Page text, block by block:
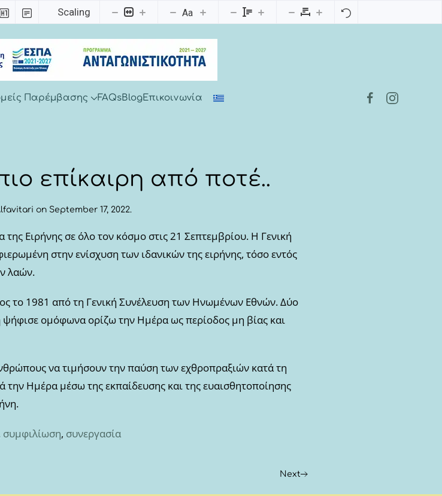
Scaling
Aa
Παρέμβασης FAQsBlogΕπικοινωνία
επίκαιρη από ποτέ..
on September 17, 2022.
της Ειρήνης σε όλο τον κόσμο στις 21 Σεπτεμβρίου. Η Γενική
στην ενίσχυση των ιδανικών της ειρήνης, τόσο εντός
λαών.
το 1981 από τη Γενική Συνέλευση των Ηνωμένων Εθνών. Δύο
ψήφισε ομόφωνα ορίζω την Ημέρα ως περίοδος μη βίας και
να τιμήσουν την παύση των εχθροπραξιών κατά τη
την Ημέρα μέσω της εκπαίδευσης και της ευαισθητοποίησης
συμφιλίωση, συνεργασία
Next